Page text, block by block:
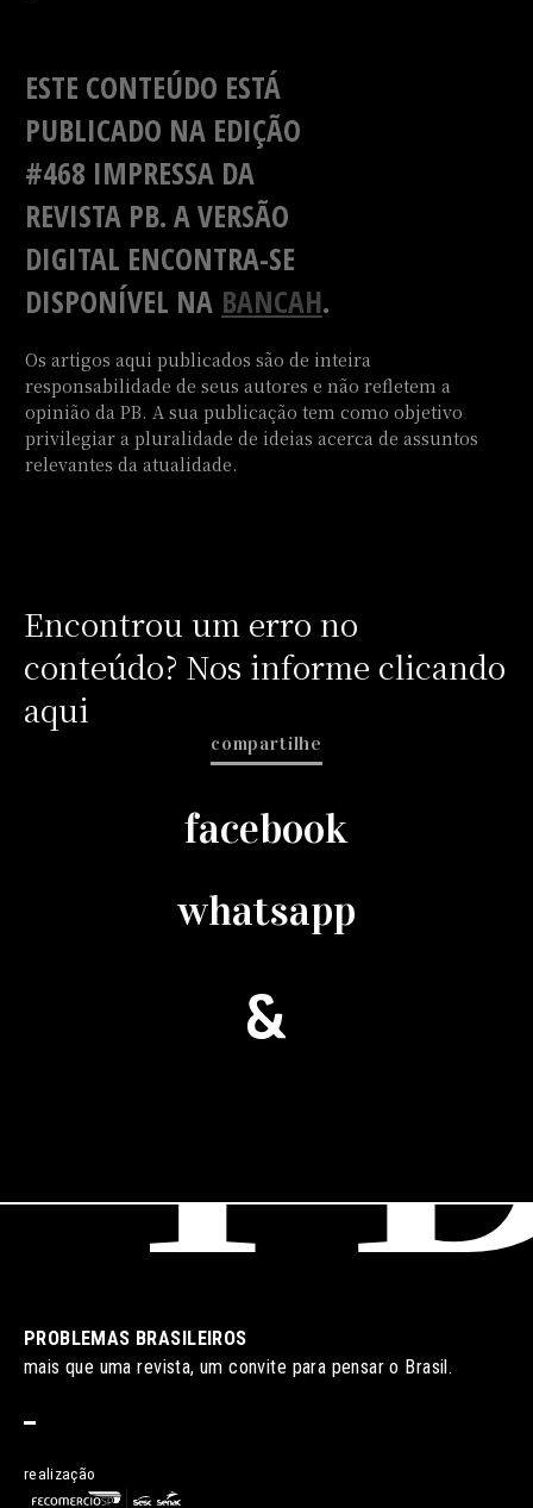
ESTE CONTEÚDO ESTÁ
PUBLICADO NA EDIÇÃO
#468 IMPRESSA DA
REVISTA PB. A VERSÃO
DIGITAL ENCONTRA-SE
DISPONÍVEL NA BANCAH.
Os artigos aqui publicados são de inteira
responsabilidade de seus autores e não refletem a
opinião da PB. A sua publicação tem como objetivo
privilegiar a pluralidade de ideias acerca de assuntos
relevantes da atualidade.
Encontrou um erro no
conteúdo? Nos informe clicando
aqui
compartilhe
facebook
whatsapp
PROBLEMAS BRASILEIROS
mais que uma revista, um convite para pensar o Brasil.
realização